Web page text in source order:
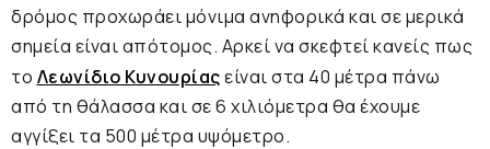
δρόμος προχωράει μόνιμα ανηφορικά και σε μερικά
σημεία είναι απότομος. Αρκεί να σκεφτεί κανείς πως
το Λεωνίδιο Κυνουρίαςείναι στα 40 μέτρα πάνω
από τη θάλασσα και σε 6 χιλιόμετρα θα έχουμε
αγγίξει τα 500 μέτρα υψόμετρο.